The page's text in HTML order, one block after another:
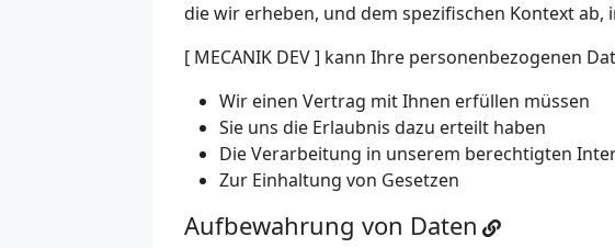
die wir erheben, und dem spezifischen Kontext ab,
[ MECANIK DEV ] kann Ihre personenbezogenen
Wir einen Vertrag mit Ihnen erfüllen müssen
Sie uns die Erlaubnis dazu erteilt haben
Die Verarbeitung in unserem berechtigten
Zur Einhaltung von Gesetzen
Aufbewahrung von Daten